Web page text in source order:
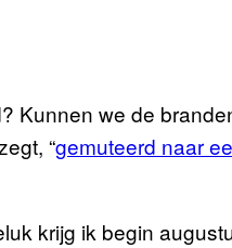
Kunnen we de
“gemuteerd naar
krijg ik begin